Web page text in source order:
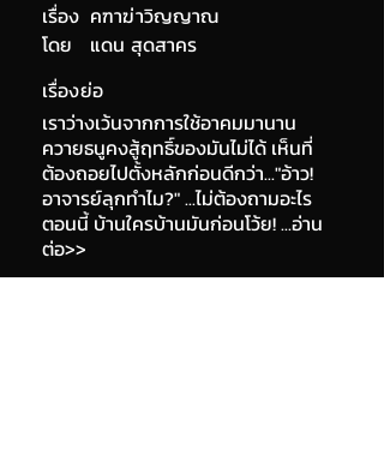
เรื่อง คฑาฆ่าวิญญาณ
แดน สุดสาคร
โดย
เรื่องย่อ
เราว่างเว้นจากการใช้อาคมมานาน
ควายธนูคงสู้ฤทธิ์ของมันไม่ได้ เห็นที่
ต้องถอยไปตั้งหลักก่อนดีกว่า..."อ้าว!
อาจารย์ลุกทำไม?" ...ไม่ต้องถามอะไร
ตอนนี้ บ้านใครบ้านมันก่อนโว้ย! ...อ่าน
ต่อ>>